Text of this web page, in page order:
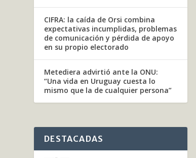
CIFRA: la caída de Orsi combina
expectativas incumplidas, problemas
de comunicación y pérdida de apoyo
en su propio electorado
Metediera advirtió ante la ONU:
“Una vida en Uruguay cuesta lo
mismo que la de cualquier persona”
DESTACADAS